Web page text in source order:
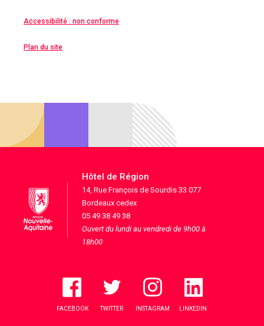
Accessibilité : non conforme
Plan du site
Hôtel de Région
14, Rue François de Sourdis 33 077
Bordeaux cedex
05 49 38 49 38
Ouvert du lundi au vendredi de 9h00 à
18h00
FACEBOOK TWITTER INSTAGRAM LINKEDIN